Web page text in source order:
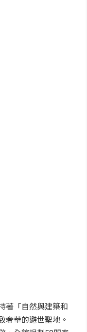
著「自然與建築和
奢華的避世聖地。